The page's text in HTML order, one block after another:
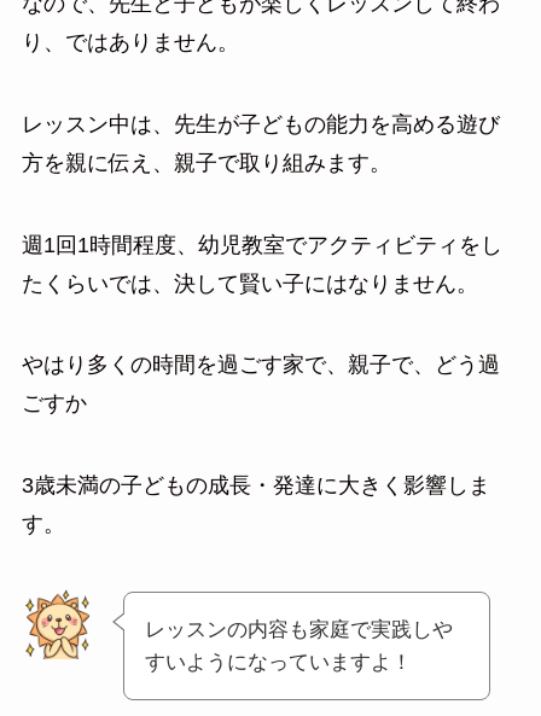
り、ではありません。
レッスン中は、先生が子どもの能力を高める遊び
方を親に伝え、親子で取り組みます。
週1回1時間程度、幼児教室でアクティビティをし
たくらいでは、決して賢い子にはなりません。
やはり多くの時間を過ごす家で、親子で、どう過
ごすか
3歳未満の子どもの成長・発達に大きく影響しま
す。
レッスンの内容も家庭で実践しや
すいようになっていますよ！